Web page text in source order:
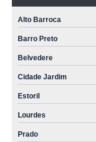
Alto Barroca
Barro Preto
Belvedere
Cidade Jardim
Estoril
Lourdes
Prado